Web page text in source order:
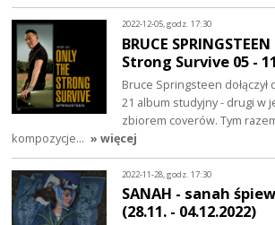
2022-12-05, godz. 17:30
BRUCE
Strong Survive 05 -
Bruce Springsteen
21 album studyjny - drugi w
zbiorem coverów. Tym
kompozycje… » więcej
2022-11-28, godz. 17:30
SANAH - sanah
(28.11. - 04.12.2022)